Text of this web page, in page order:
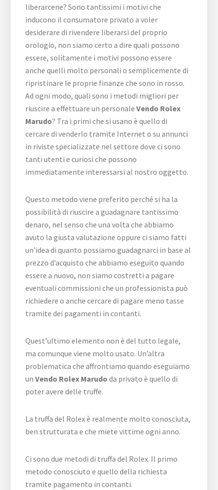
liberarcene? Sono tantissimi i motivi che
inducono il consumatore privato a voler
desiderare di rivendere liberarsi del proprio
orologio, non siamo certo a dire quali possono
essere, solitamente i motivi possono essere
anche quelli molto personali o semplicemente di
ripristinare le proprie finanze che sono in rosso.
Ad ogni modo, quali sono i metodi migliori per
riuscire a effettuare un personaleVendo Rolex
Marudo? Tra i primi che si usano è quello di
cercare di venderlo tramite Internet o su annunci
in riviste specializzate nel settore dove ci sono
tanti utenti e curiosi che possono
immediatamente interessarsi al nostro oggetto.
Questo metodo viene preferito perché si ha la
possibilità di riuscire a guadagnare tantissimo
denaro, nel senso che una volta che abbiamo
avuto la giusta valutazione oppure ci siamo fatti
un’idea di quanto possiamo guadagnarci in base al
prezzo d’acquisto che abbiamo eseguito quando
essere a nuovo, non siamo costretti a pagare
eventuali commissioni che un professionista può
richiedere o anche cercare di pagare meno tasse
tramite dei pagamenti in contanti.
Quest’ultimo elemento non è del tutto legale,
ma comunque viene molto usato. Un’altra
problematica che affrontiamo quando eseguiamo
unVendo Rolex Marudo da privato è quello di
poter avere delle truffe.
La truffa del Rolex è realmente molto conosciuta,
ben strutturata e che miete vittime ogni anno.
Ci sono due metodi di truffa del Rolex. Il primo
metodo conosciuto e quello della richiesta
tramite pagamento in contanti.